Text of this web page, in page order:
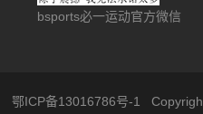
bsports必一运动官方微信
鄂ICP备13016786号-1